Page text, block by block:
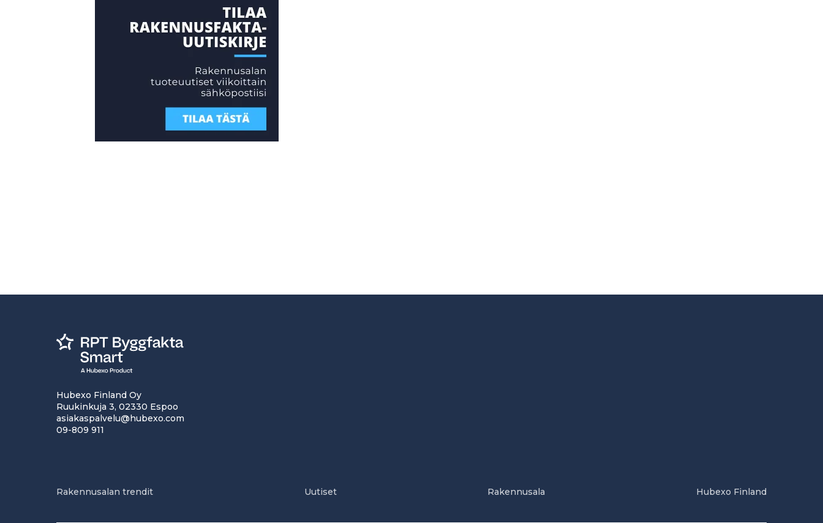
Hubexo Finland Oy
Ruukinkuja 3, 02330 Espoo
asiakaspalvelu@hubexo.com
09-809 911
Rakennusalan trendit Uutiset Rakennusala Hubexo Finland